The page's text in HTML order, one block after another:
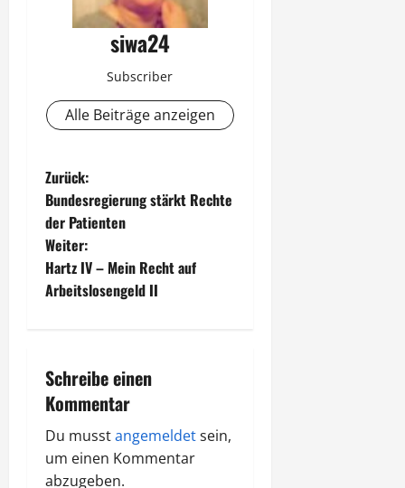
siwa24
Subscriber
Alle Beiträge anzeigen
B
e
i
t
a
g
s
Zurück:
Bundesregierung stärkt Rechte
der Patienten
Weiter:
Hartz IV – Mein Recht auf
Arbeitslosengeld II
Schreibe einen
Kommentar
Du musstangemeldetsein,
um einen Kommentar
abzugeben.